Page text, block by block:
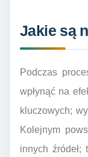
Jakie są
Podczas
wpłynąć na
kluczowych;
Kolejnym
innych